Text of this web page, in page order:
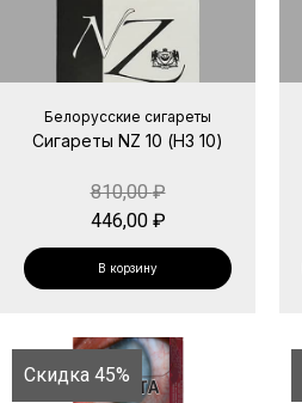
Белорусские сигареты
Сигареты NZ 10 (НЗ 10)
810,00₽
446,00 ₽
В корзину
Скидка 45%